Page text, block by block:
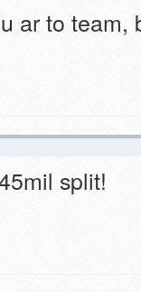
ar to team,
split!